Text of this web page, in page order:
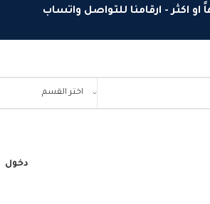
دخول